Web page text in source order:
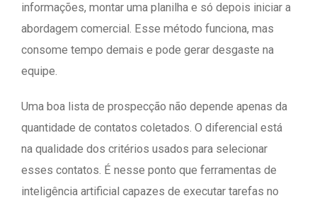
informações, montar uma planilha e só depois iniciar a
abordagem comercial. Esse método funciona, mas
consome tempo demais e pode gerar desgaste na
equipe.
Uma boa lista de prospecção não depende apenas da
quantidade de contatos coletados. O diferencial está
na qualidade dos critérios usados para selecionar
esses contatos. É nesse ponto que ferramentas de
inteligência artificial capazes de executar tarefas no